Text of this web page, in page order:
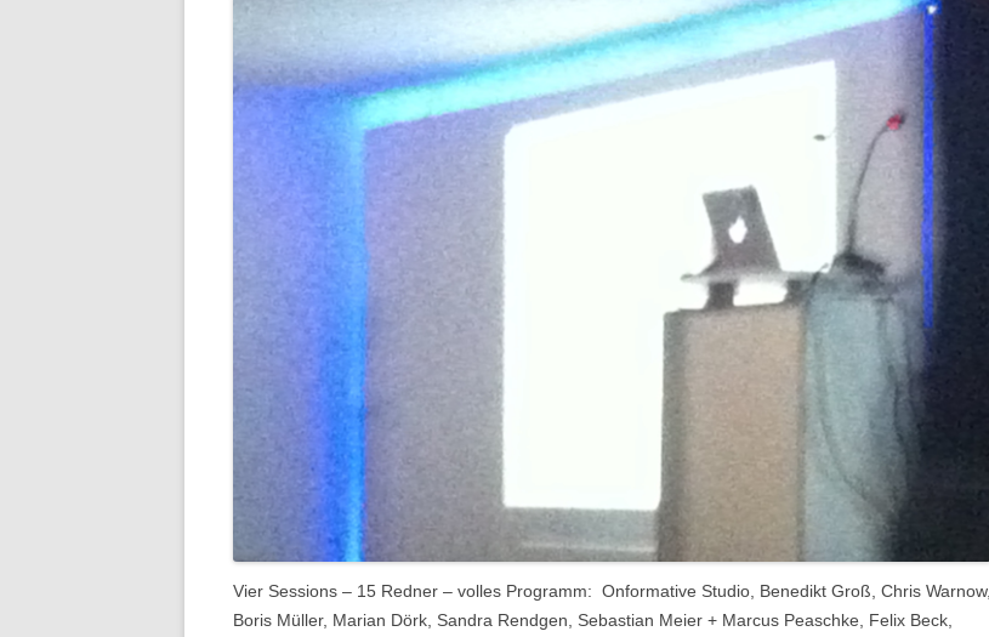
Vier Sessions – 15 Redner – volles Programm: Onformative Studio, Benedikt Groß, Chris Warnow,
Boris Müller, Marian Dörk, Sandra Rendgen, Sebastian Meier + Marcus Peaschke, Felix Beck,